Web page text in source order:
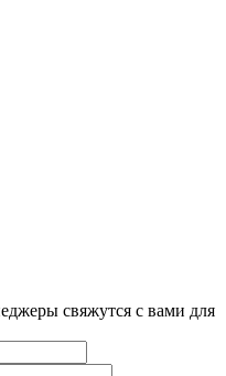
свяжутся с вами для